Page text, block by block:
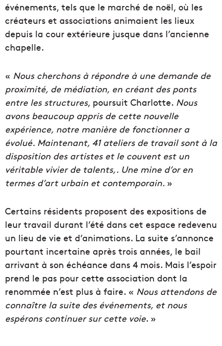
événements, tels que le marché de noël, où les
créateurs et associations animaient les lieux
depuis la cour extérieure jusque dans l’ancienne
chapelle.
« Nous cherchons à répondre à une demande de
proximité, de médiation, en créant des ponts
entre les structures, poursuit Charlotte. Nous
avons beaucoup appris de cette nouvelle
expérience, notre manière de fonctionner a
évolué. Maintenant, 41 ateliers de travail sont à la
disposition des artistes et le couvent est un
véritable vivier de talents,. Une mine d’or en
termes d’art urbain et contemporain. »
Certains résidents proposent des expositions de
leur travail durant l’été dans cet espace redevenu
un lieu de vie et d’animations. La suite s’annonce
pourtant incertaine après trois années, le bail
arrivant à son échéance dans 4 mois. Mais l’espoir
prend le pas pour cette association dont la
renommée n’est plus à faire. « Nous attendons de
connaître la suite des événements, et nous
espérons continuer sur cette voie. »